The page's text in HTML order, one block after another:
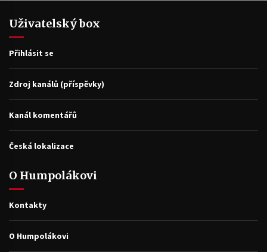
Uživatelský box
Přihlásit se
Zdroj kanálů (příspěvky)
Kanál komentářů
Česká lokalizace
O Humpolákovi
Kontakty
O Humpolákovi